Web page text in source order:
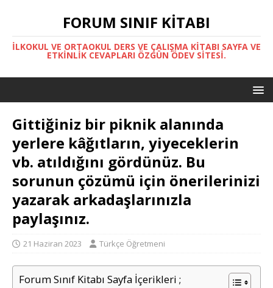
FORUM SINIF KITABI
İLKOKUL VE ORTAOKUL DERS VE ÇALIŞMA KITABI SAYFA VE
ETKINLIK CEVAPLARI ÖZGÜN ÖDEV SITESI.
Gittiğiniz bir piknik alanında
yerlere kâğıtların, yiyeceklerin
vb. atıldığını gördünüz. Bu
sorunun çözümü için önerilerinizi
yazarak arkadaşlarınızla
paylaşınız.
21 Haziran 2023 Türkçe Öğretmeni
Forum Sınıf Kitabı Sayfa İçerikleri ;